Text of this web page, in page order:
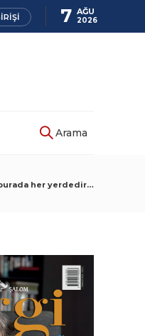
7 AĞU
2026
Arama
her yerdedir…